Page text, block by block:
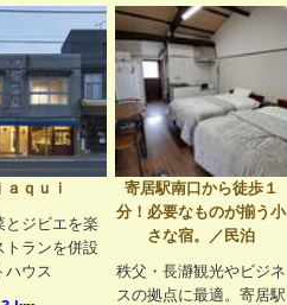
ａｑｕｉ
とジビエを楽
トランを併設
ハウス
寄居駅南口から徒歩１
分！必要なものが揃う小
さな宿。／民泊
秩父・長瀞観光やビジネ
スの拠点に最適。寄居駅